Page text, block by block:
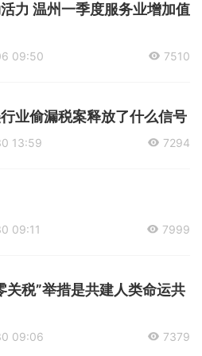
力 温州一季度服务业增加值
09:50 7510
业偷漏税案释放了什么信号
13:59 7294
09:11 7999
关税”举措是共建人类命运共
09:06 7379